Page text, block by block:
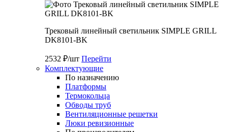
Трековый линейный светильник SIMPLE GRILL
DK8101-BK
2532 ₽/шт Перейти
Комплектующие
По назначению
Платформы
Термокольца
Обводы труб
Вентиляционные решетки
Люки ревизионные